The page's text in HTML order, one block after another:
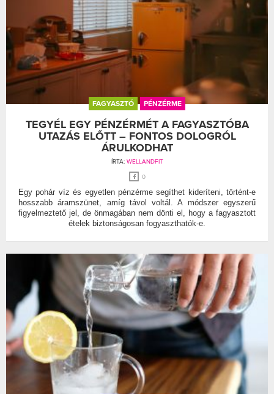
FAGYASZTÓ PÉNZÉRME
TEGYÉL EGY PÉNZÉRMÉT A FAGYASZTÓBA
UTAZÁS ELŐTT – FONTOS DOLOGRÓL
ÁRULKODHAT
ÍRTA: WELLANDFIT
0
Egy pohár víz és egyetlen pénzérme segíthet kideríteni, történt-e
hosszabb áramszünet, amíg távol voltál. A módszer egyszerű
figyelmeztető jel, de önmagában nem dönti el, hogy a fagyasztott
ételek biztonságosan fogyaszthatók-e.